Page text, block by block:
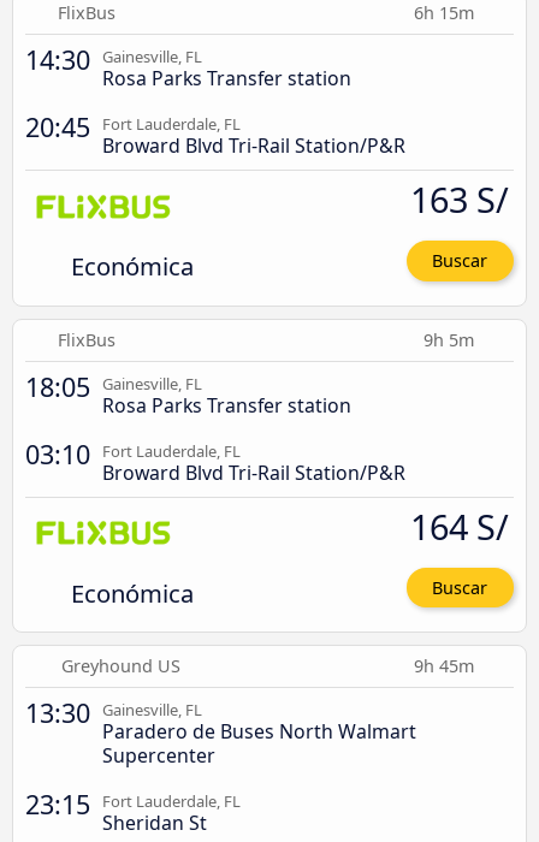
FlixBus 6h 15m
14:30 Gainesville, FL
Rosa Parks Transfer station
20:45 Fort Lauderdale, FL
Broward Blvd Tri-Rail Station/P&R
Económica
163 S/
Buscar
FlixBus 9h 5m
18:05 Gainesville, FL
Rosa Parks Transfer station
03:10 Fort Lauderdale, FL
Broward Blvd Tri-Rail Station/P&R
Económica
164 S/
Buscar
Greyhound US 9h 45m
13:30 Gainesville, FL
Paradero de Buses North Walmart
Supercenter
23:15 Fort Lauderdale, FL
Sheridan St